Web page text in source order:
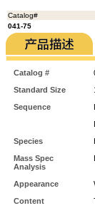
Catalog#
041-75
Catalog #
Standard Size
Sequence
Species
Mass Spec
Analysis
Appearance
Content